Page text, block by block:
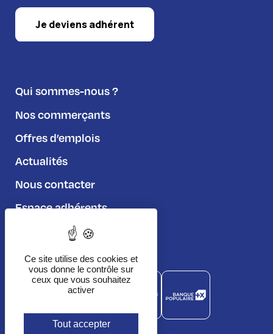
Je deviens adhérent
Qui sommes-nous ?
Nos commerçants
Offres d’emplois
Actualités
Nous contacter
Espace adhérents
Règlement du jeu
Ce site utilise des cookies et
vous donne le contrôle sur
ceux que vous souhaitez
activer
Tout accepter